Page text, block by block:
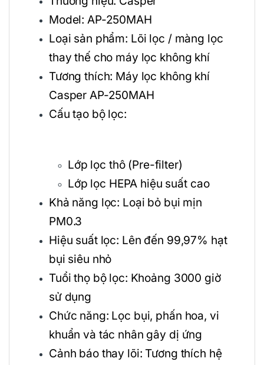
Model: AP-250MAH
Loại sản phẩm: Lõi lọc / màng lọc
thay thế cho máy lọc không khí
Tương thích: Máy lọc không khí
Casper AP-250MAH
Cấu tạo bộ lọc:
Lớp lọc thô (Pre-filter)
Lớp lọc HEPA hiệu suất cao
Khả năng lọc: Loại bỏ bụi mịn
PM0.3
Hiệu suất lọc: Lên đến 99,97% hạt
bụi siêu nhỏ
Tuổi thọ bộ lọc: Khoảng 3000 giờ
sử dụng
Chức năng: Lọc bụi, phấn hoa, vi
khuẩn và tác nhân gây dị ứng
Cảnh báo thay lõi: Tương thích hệ